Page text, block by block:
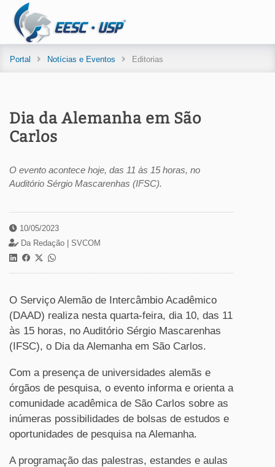
Portal Notícias e Eventos Editorias
Dia da Alemanha em São
Carlos
O evento acontece hoje, das 11 às 15 horas, no
Auditório Sérgio Mascarenhas (IFSC).
10/05/2023
Da Redação | SVCOM
O Serviço Alemão de Intercâmbio Acadêmico
(DAAD) realiza nesta quarta-feira, dia 10, das 11
às 15 horas, no Auditório Sérgio Mascarenhas
(IFSC), o Dia da Alemanha em São Carlos.
Com a presença de universidades alemãs e
órgãos de pesquisa, o evento informa e orienta a
comunidade acadêmica de São Carlos sobre as
inúmeras possibilidades de bolsas de estudos e
oportunidades de pesquisa na Alemanha.
A programação das palestras, estandes e aulas